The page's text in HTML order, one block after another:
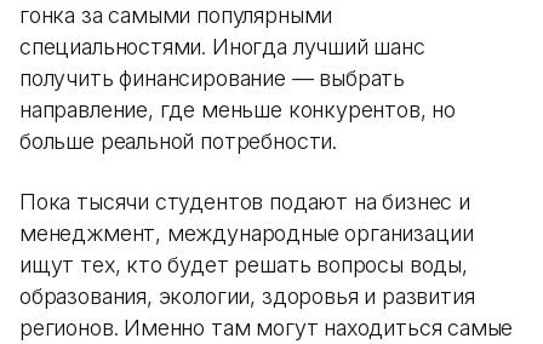
гонка за самыми популярными
специальностями. Иногда лучший шанс
получить финансирование — выбрать
направление, где меньше конкурентов, но
больше реальной потребности.
Пока тысячи студентов подают на бизнес и
менеджмент, международные организации
ищут тех, кто будет решать вопросы воды,
образования, экологии, здоровья и развития
регионов. Именно там могут находиться самые